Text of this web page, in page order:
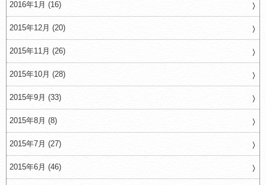
2016年1月 (16)
2015年12月 (20)
2015年11月 (26)
2015年10月 (28)
2015年9月 (33)
2015年8月 (8)
2015年7月 (27)
2015年6月 (46)